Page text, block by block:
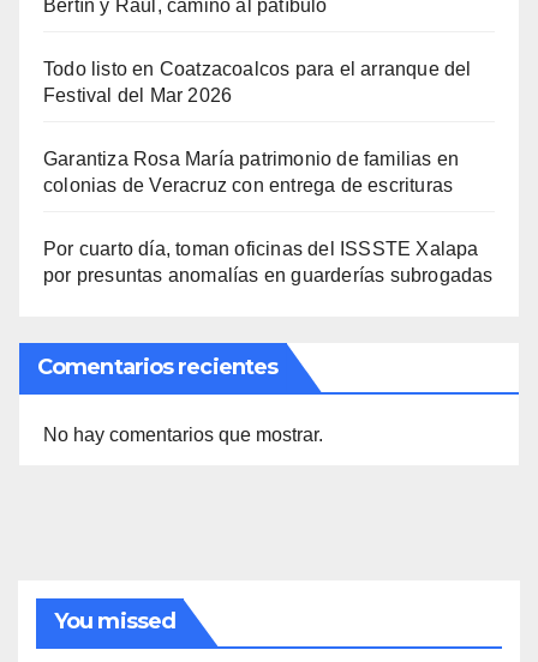
Bertín y Raúl, camino al patíbulo
Todo listo en Coatzacoalcos para el arranque del
Festival del Mar 2026
Garantiza Rosa María patrimonio de familias en
colonias de Veracruz con entrega de escrituras
Por cuarto día, toman oficinas del ISSSTE Xalapa
por presuntas anomalías en guarderías subrogadas
Comentarios recientes
No hay comentarios que mostrar.
You missed